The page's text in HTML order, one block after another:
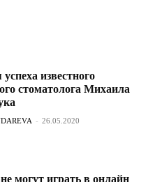
известного
стоматолога Михаила
- 26.05.2020
могут играть в онлайн